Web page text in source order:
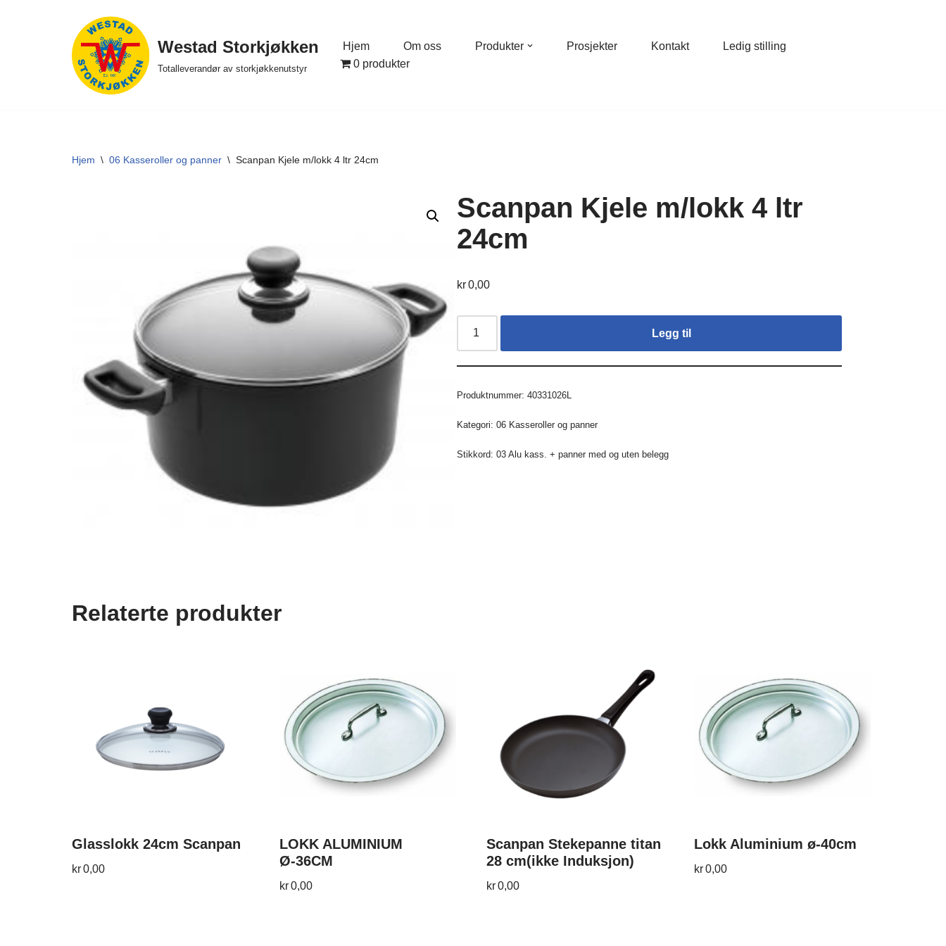
Westad Storkjøkken
Totalleverandør av storkjøkkenutstyr
Hjem Om oss Produkter Prosjekter Kontakt
Ledig stilling
0 produkter
Hjem \ 06 Kasseroller og panner \ Scanpan Kjele m/lokk 4 ltr 24cm
Scanpan Kjele m/lokk 4 ltr
24cm
kr0,00
Legg til
Produktnummer:40331026L
Kategori:06 Kasseroller og panner
Stikkord:03 Alu kass. + panner med og uten belegg
Relaterte produkter
Glasslokk 24cm Scanpan
kr0,00
LOKK ALUMINIUM
Ø-36CM
kr0,00
Scanpan Stekepanne titan
28 cm(ikke Induksjon)
kr0,00
Lokk Aluminium ø-40cm
kr0,00